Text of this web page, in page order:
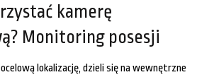
kamerę
Monitoring posesji
lokalizację, dzieli się na wewnętrzne